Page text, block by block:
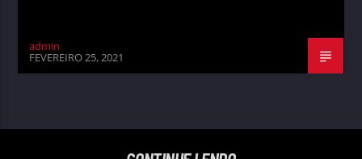
admin
FEVEREIRO 25, 2021